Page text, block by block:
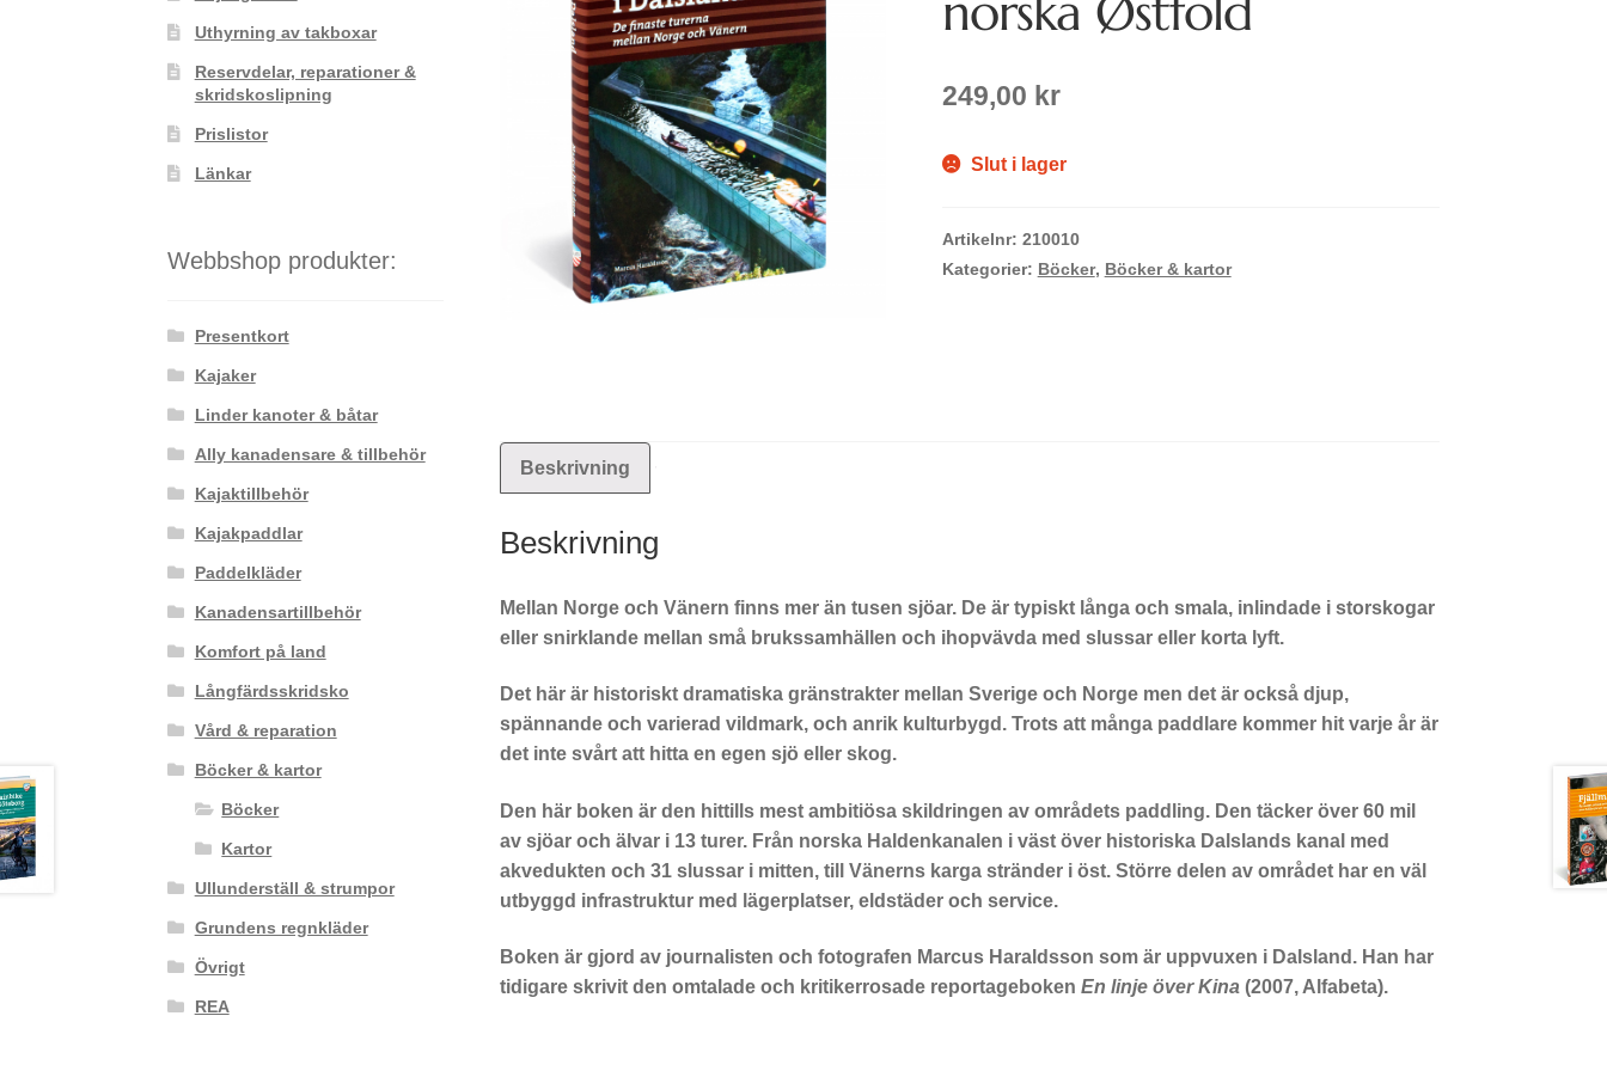
249,00 kr
Slut i lager
Artikelnr: 210010
Kategorier: Böcker, Böcker & kartor
Beskrivning
Beskrivning
Mellan Norge och Vänern finns mer än tusen sjöar. De är typiskt långa och smala, inlindade i storskogar
eller snirklande mellan små brukssamhällen och ihopvävda med slussar eller korta lyft.
Det här är historiskt dramatiska gränstrakter mellan Sverige och Norge men det är också djup,
spännande och varierad vildmark, och anrik kulturbygd. Trots att många paddlare kommer hit varje år är
det inte svårt att hitta en egen sjö eller skog.
Den här boken är den hittills mest ambitiösa skildringen av områdets paddling. Den täcker över 60 mil
av sjöar och älvar i 13 turer. Från norska Haldenkanalen i väst över historiska Dalslands kanal med
akvedukten och 31 slussar i mitten, till Vänerns karga stränder i öst. Större delen av området har en väl
utbyggd infrastruktur med lägerplatser, eldstäder och service.
Boken är gjord av journalisten och fotografen Marcus Haraldsson som är uppvuxen i Dalsland. Han har
tidigare skrivit den omtalade och kritikerrosade reportageboken En linje över Kina(2007, Alfabeta).
Uthyrning av takboxar
Reservdelar, reparationer &
skridskoslipning
Prislistor
Länkar
Webbshop produkter:
Presentkort
Kajaker
Linder kanoter & båtar
Ally kanadensare & tillbehör
Kajaktillbehör
Kajakpaddlar
Paddelkläder
Kanadensartillbehör
Komfort på land
Långfärdsskridsko
Vård & reparation
Böcker & kartor
Böcker
Kartor
Ullunderställ & strumpor
Grundens regnkläder
Övrigt
REA